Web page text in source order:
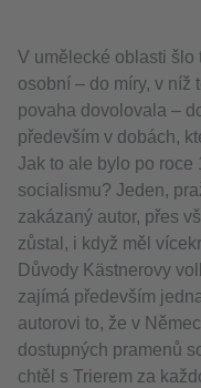
V umělecké oblasti šlo
osobní – do míry, v níž
povaha dovolovala –
především v dobách,
Jak to ale bylo po roce
socialismu? Jeden,
zakázaný autor, přes
zůstal, i když měl
Důvody Kästnerovy
zajímá především
autorovi to, že v
dostupných pramenů
chtěl s Trierem za